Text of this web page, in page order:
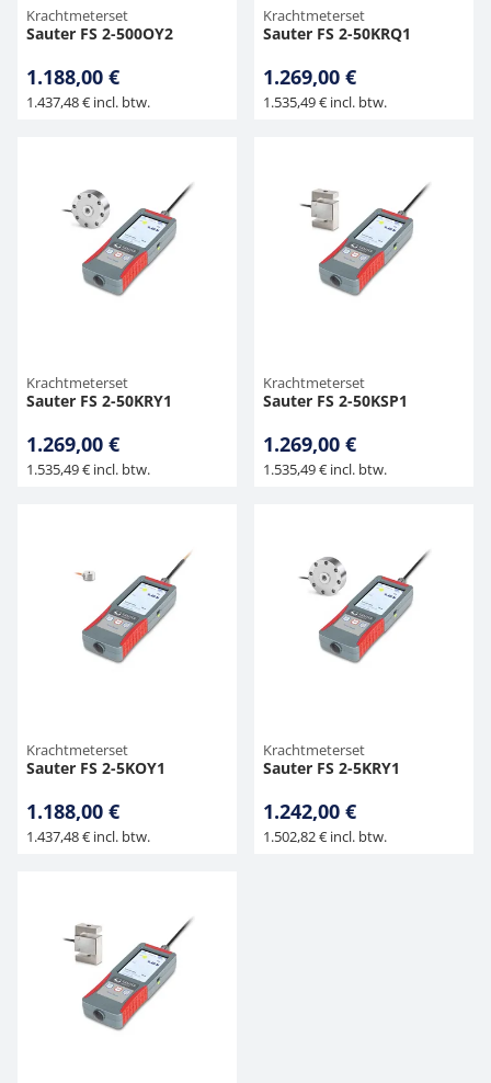
Krachtmeterset
Sauter FS 2-500OY2
1.188,00 €
1.437,48 € incl. btw.
Krachtmeterset
Sauter FS 2-50KRQ1
1.269,00 €
1.535,49 € incl. btw.
Krachtmeterset
Sauter FS 2-50KRY1
1.269,00 €
1.535,49 € incl. btw.
Krachtmeterset
Sauter FS 2-50KSP1
1.269,00 €
1.535,49 € incl. btw.
Krachtmeterset
Sauter FS 2-5KOY1
1.188,00 €
1.437,48 € incl. btw.
Krachtmeterset
Sauter FS 2-5KRY1
1.242,00 €
1.502,82 € incl. btw.